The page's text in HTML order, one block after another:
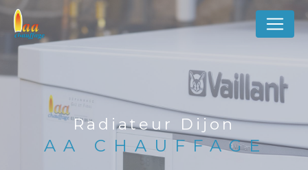
Radiateur Dijon
AA CHAUFFAGE
Panneau de gestion des cookies